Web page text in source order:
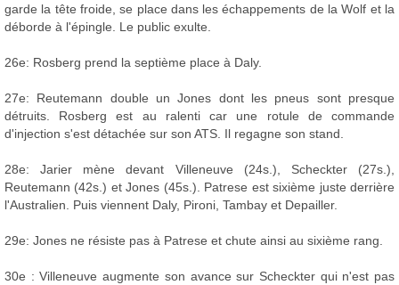
garde la tête froide, se place dans les échappements de la Wolf et la
déborde à l'épingle. Le public exulte.
26e: Rosberg prend la septième place à Daly.
27e: Reutemann double un Jones dont les pneus sont presque
détruits. Rosberg est au ralenti car une rotule de commande
d'injection s'est détachée sur son ATS. Il regagne son stand.
28e: Jarier mène devant Villeneuve (24s.), Scheckter (27s.),
Reutemann (42s.) et Jones (45s.). Patrese est sixième juste derrière
l'Australien. Puis viennent Daly, Pironi, Tambay et Depailler.
29e: Jones ne résiste pas à Patrese et chute ainsi au sixième rang.
30e : Villeneuve augmente son avance sur Scheckter qui n'est pas